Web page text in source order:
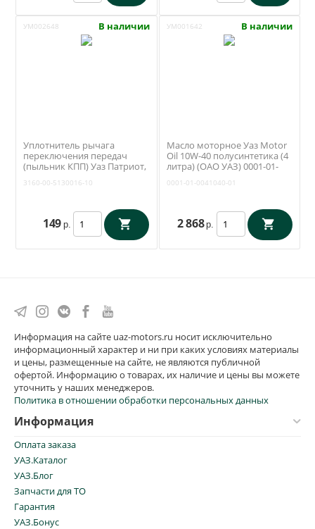
УМ002648 В наличии
Уплотнитель рычага
переключения передач
(пыльник КПП) Уаз Патриот,
5130016-10
3160-00-5130016-10
149 р.
УМ001642 В наличии
Масло моторное Уаз Motor
Oil 10W-40 полусинтетика (4
литра) (ОАО УАЗ) 0001-01-
0001-01-0041040-01
2 868 р.
Информация на сайте uaz-motors.ru носит исключительно
информационный характер и ни при каких условиях материалы
и цены, размещенные на сайте, не являются публичной
офертой. Информацию о товарах, их наличие и цены вы можете
уточнить у наших менеджеров.
Политика в отношении обработки персональных данных
Информация
Оплата заказа
УАЗ.Каталог
УАЗ.Блог
Запчасти для ТО
Гарантия
УАЗ.Бонус